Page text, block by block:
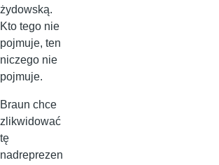
żydowską.
Kto tego nie
pojmuje, ten
niczego nie
pojmuje.
Braun chce
zlikwidować
tę
nadreprezen